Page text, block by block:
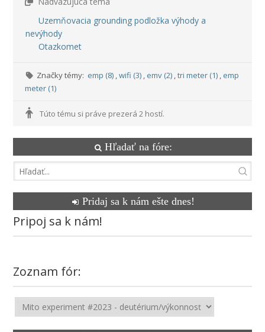
Uzemňovacia grounding podložka výhody a
nevýhody
Otazkomet
Značky témy: emp (8) ,wifi (3) , emv (2) ,tri meter (1) , emp
meter (1)
Túto tému si práve prezerá 2 hostí.
Hľadať na fóre:
Pridaj sa k nám ešte dnes!
Pripoj sa k nám!
Zoznam fór: